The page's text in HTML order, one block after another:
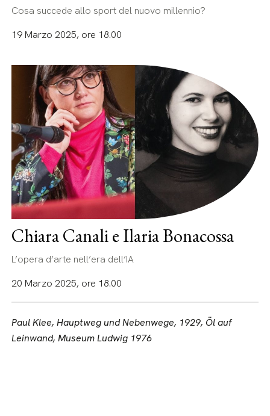
Cosa succede allo sport del nuovo millennio?
19 Marzo 2025, ore 18.00
Chiara Canali e Ilaria Bonacossa
L’opera d’arte nell’era dell’IA
20 Marzo 2025, ore 18.00
Paul Klee, Hauptweg und Nebenwege, 1929, Öl auf
Leinwand, Museum Ludwig 1976